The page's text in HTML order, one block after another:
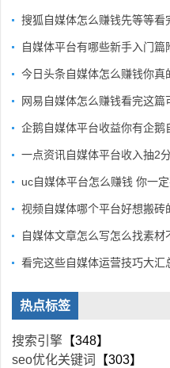
搜狐自媒体怎么赚钱先等等看
自媒体平台有哪些新手入门
今日头条自媒体怎么赚钱你真
网易自媒体怎么赚钱看完这篇
企鹅自媒体平台收益你有企鹅
一点资讯自媒体平台收入抽2
uc自媒体平台怎么赚钱 你一定
视频自媒体哪个平台好想搬砖
自媒体文章怎么写怎么找素材
看完这些自媒体运营技巧大汇
热点标签
搜索引擎 【348】
seo优化关键词
【303】